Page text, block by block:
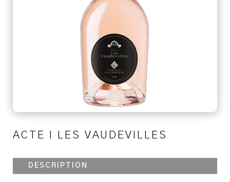
ACTE I LES VAUDEVILLES
DESCRIPTION